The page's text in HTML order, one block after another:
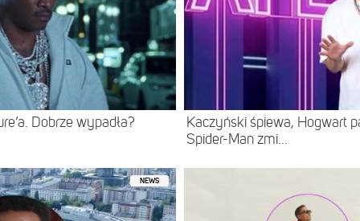
Dobrze wypadła?
Kaczyński śpiewa, Hogwart
Spider-Man zmi...
NEWS